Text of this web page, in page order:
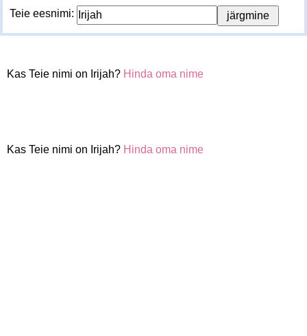
Teie eesnimi:
Kas Teie nimi on Irijah? Hinda oma nime
Kas Teie nimi on Irijah? Hinda oma nime